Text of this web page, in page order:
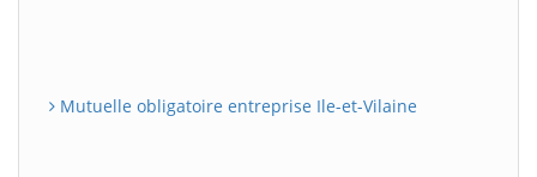
Mutuelle obligatoire entreprise Ile-et-Vilaine